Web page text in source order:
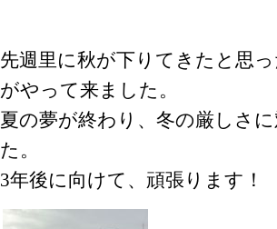
先週里に秋が下りてきたと思
がやって来ました。
夏の夢が終わり、冬の厳しさ
た。
3年後に向けて、頑張ります！